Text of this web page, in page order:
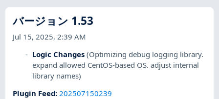
バージョン 1.53
Jul 15, 2025, 2:39 AM
Logic Changes (Optimizing debug logging library.
expand allowed CentOS-based OS. adjust internal
library names)
Plugin Feed:202507150239